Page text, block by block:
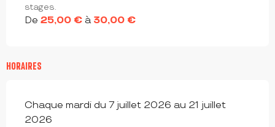
stages.
De 25,00 € à 30,00 €
HORAIRES
Chaque mardi du 7 juillet 2026 au 21 juillet
2026